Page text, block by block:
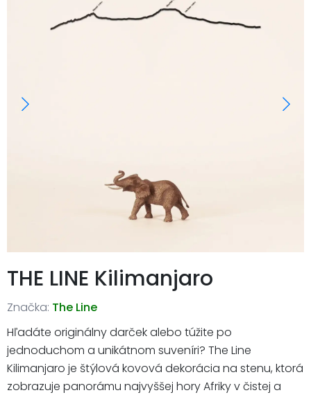
THE LINE Kilimanjaro
Značka: The Line
Hľadáte originálny darček alebo túžite po
jednoduchom a unikátnom suveníri? The Line
Kilimanjaro je štýlová kovová dekorácia na stenu, ktorá
zobrazuje panorámu najvyššej hory Afriky v čistej a